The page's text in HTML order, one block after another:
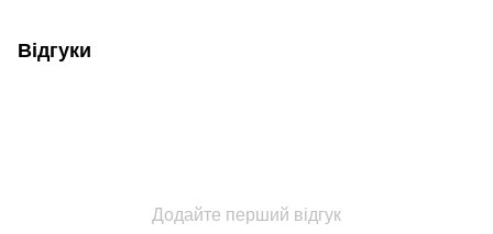
Відгуки
Додайте перший відгук